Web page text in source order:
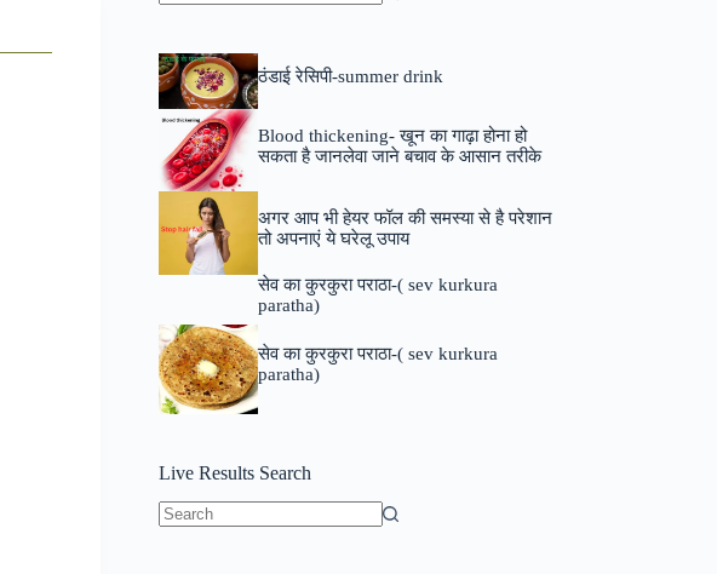
ठंडाई रेसिपी-summer drink
Blood thickening- खून का गाढ़ा होना हो
सकता है जानलेवा जाने बचाव के आसान तरीके
अगर आप भी हेयर फॉल की समस्या से है परेशान
तो अपनाएं ये घरेलू उपाय
सेव का कुरकुरा पराठा-( sev kurkura
paratha)
सेव का कुरकुरा पराठा-( sev kurkura
paratha)
Live Results Search